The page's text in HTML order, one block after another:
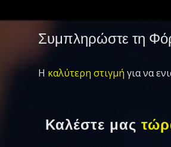
Συμπληρώστε τη
Η καλύτερη στιγμή για να
Καλέστε μας